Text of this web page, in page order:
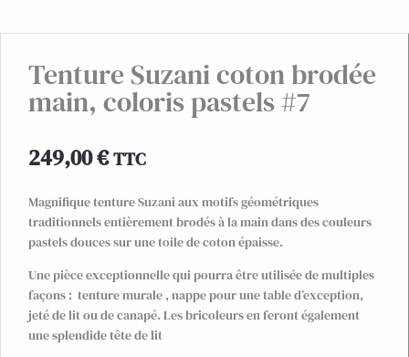
Tenture Suzani coton brodée
main, coloris pastels #7
249,00€TTC
Magnifique tenture Suzani aux motifs géométriques
traditionnels entièrement brodés à la main dans des couleurs
pastels douces sur une toile de coton épaisse.
Une pièce exceptionnelle qui pourra être utilisée de multiples
façons : tenture murale , nappe pour une table d’exception,
jeté de lit ou de canapé. Les bricoleurs en feront également
une splendide tête de lit